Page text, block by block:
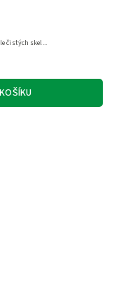
čistých skel...